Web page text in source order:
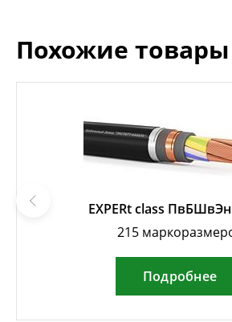
Похожие товары
EXPERt class
215
Подробнее